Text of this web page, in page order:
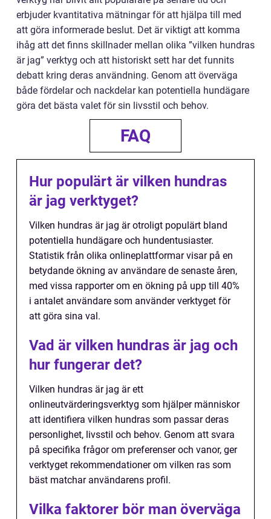
erbjuder kvantitativa mätningar för att hjälpa till med
att göra informerade beslut. Det är viktigt att komma
ihåg att det finns skillnader mellan olika ”vilken hundras
är jag” verktyg och att historiskt sett har det funnits
debatt kring deras användning. Genom att överväga
både fördelar och nackdelar kan potentiella hundägare
göra det bästa valet för sin livsstil och behov.
FAQ
Hur populärt är vilken hundras
är jag verktyget?
Vilken hundras är jag är otroligt populärt bland
potentiella hundägare och hundentusiaster.
Statistik från olika onlineplattformar visar på en
betydande ökning av användare de senaste åren,
med vissa rapporter om en ökning på upp till 40%
i antalet användare som använder verktyget för
att göra sina val.
Vad är vilken hundras är jag och
hur fungerar det?
Vilken hundras är jag är ett
onlineutvärderingsverktyg som hjälper människor
att identifiera vilken hundras som passar deras
personlighet, livsstil och behov. Genom att svara
på specifika frågor om preferenser och vanor, ger
verktyget rekommendationer om vilken ras som
bäst matchar användarens profil.
Vilka faktorer bör man överväga